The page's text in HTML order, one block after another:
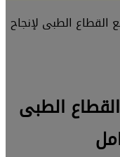
القطاع الطبى لإنجاح
الطبى